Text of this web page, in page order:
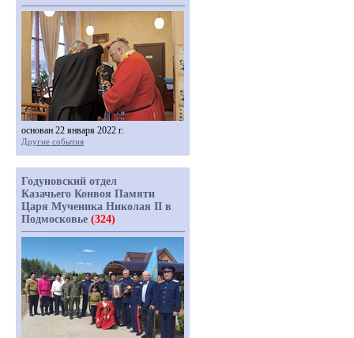
основан 22 января 2022 г.
Другие события
Годуновский отдел
Казачьего Конвоя Памяти
Царя Мученика Николая II в
Подмосковье (324)